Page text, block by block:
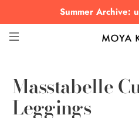
Summer Archive:
Masstabelle
Leggings